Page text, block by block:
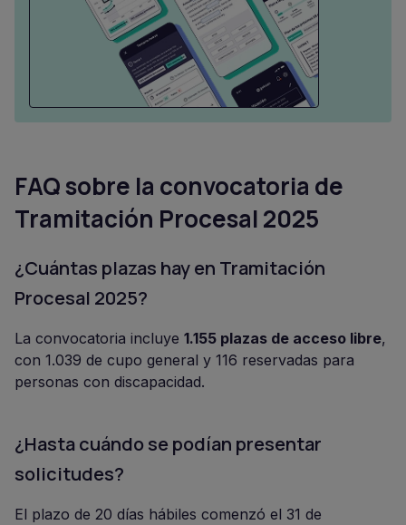
FAQ sobre la convocatoria de
Tramitación Procesal 2025
¿Cuántas plazas hay en Tramitación
Procesal 2025?
La convocatoria incluye 1.155 plazas de acceso libre,
con 1.039 de cupo general y 116 reservadas para
personas con discapacidad.
¿Hasta cuándo se podían presentar
solicitudes?
El plazo de 20 días hábiles comenzó el 31 de